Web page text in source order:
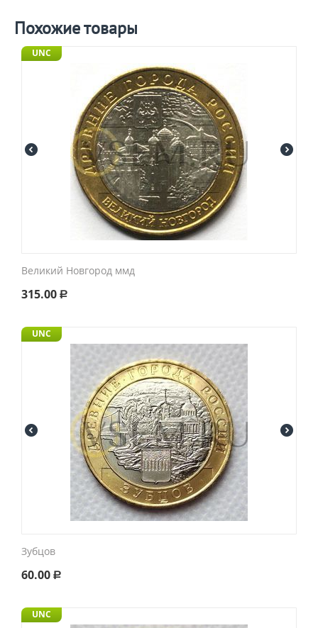
Похожие товары
UNC
Великий Новгород ммд
315.00 Р
UNC
Зубцов
60.00 Р
UNC